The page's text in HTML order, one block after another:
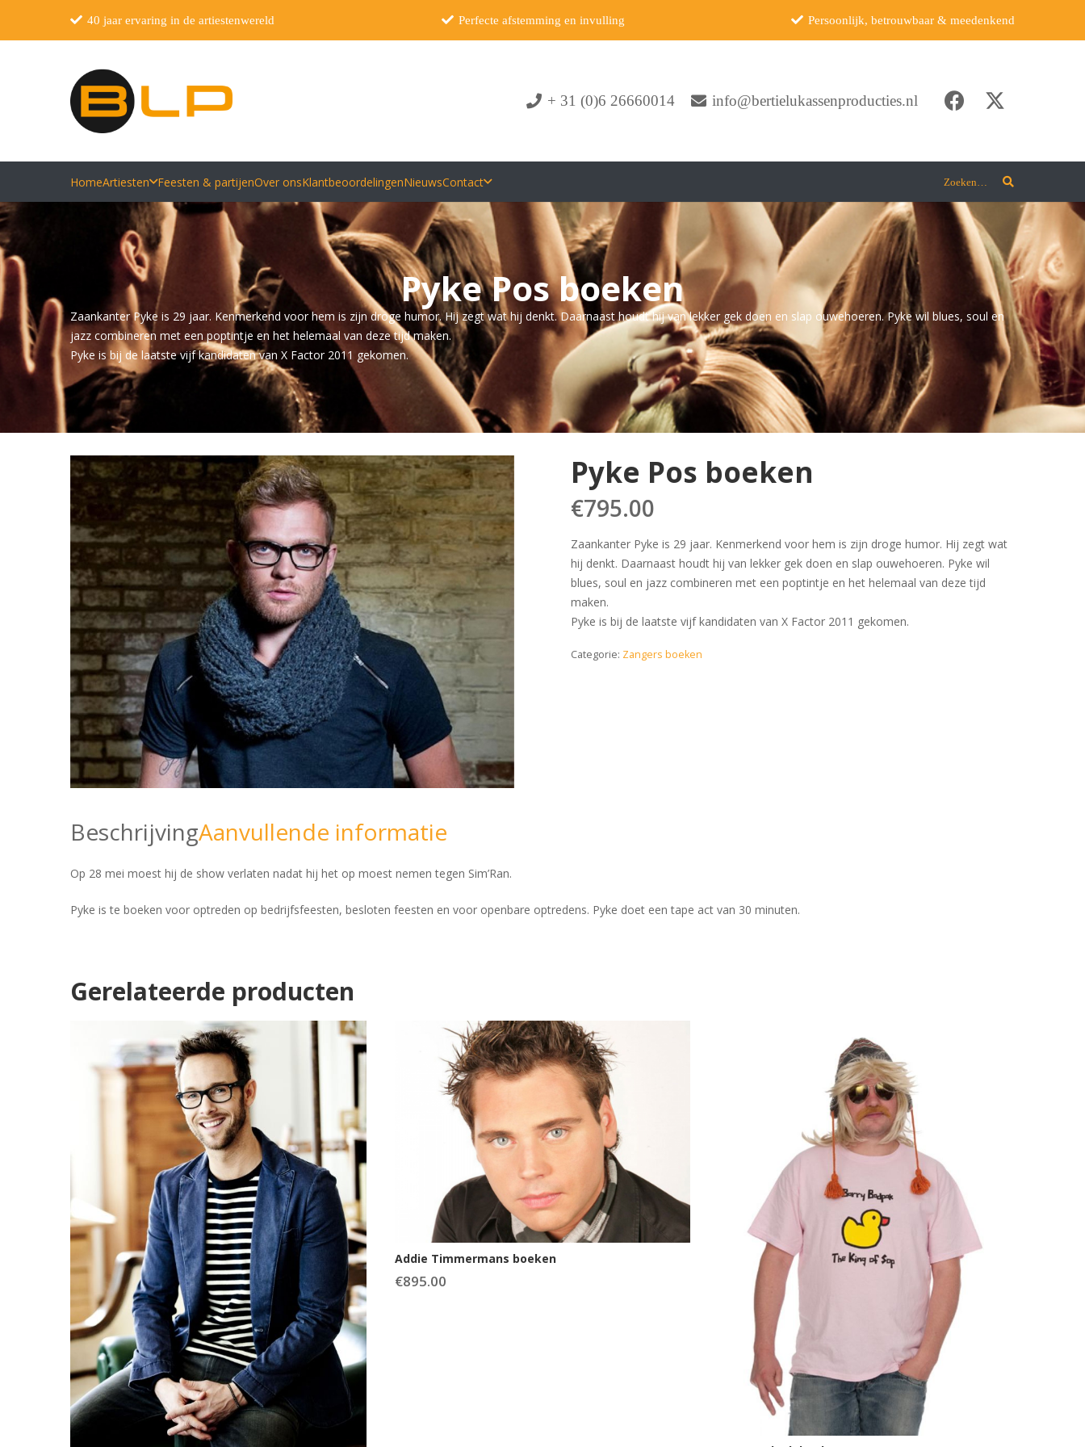
40 jaar ervaring in de artiestenwereld Perfecte afstemming en invulling Persoonlijk, betrouwbaar & meedenkend
+ 31 (0)6 26660014 info@bertielukassenproducties.nl
HomeArtiesten Feesten & partijenOver onsKlantbeoordelingenNieuwsContact Zoeken…
Pyke Pos boeken
Zaankanter Pyke is 29 jaar. Kenmerkend voor hem is zijn droge humor. Hij zegt wat hij denkt. Daarnaast houdt hij van lekker gek doen en slap ouwehoeren. Pyke wil blues, soul en
jazz combineren met een poptintje en het helemaal van deze tijd maken.
Pyke is bij de laatste vijf kandidaten van X Factor 2011 gekomen.
Pyke Pos boeken
€795.00
Zaankanter Pyke is 29 jaar. Kenmerkend voor hem is zijn droge humor. Hij zegt wat
hij denkt. Daarnaast houdt hij van lekker gek doen en slap ouwehoeren. Pyke wil
blues, soul en jazz combineren met een poptintje en het helemaal van deze tijd
maken.
Pyke is bij de laatste vijf kandidaten van X Factor 2011 gekomen.
Categorie: Zangers boeken
BeschrijvingAanvullende informatie
Op 28 mei moest hij de show verlaten nadat hij het op moest nemen tegen Sim’Ran.
Pyke is te boeken voor optreden op bedrijfsfeesten, besloten feesten en voor openbare optredens. Pyke doet een tape act van 30 minuten.
Gerelateerde producten
Addie Timmermans boeken
€895.00